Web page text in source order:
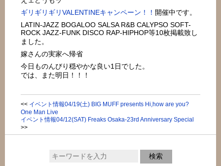
ギリギリギリVALENTINEキャンペーン！！ 開催中です。
LATIN-JAZZ BOGALOO SALSA R&B CALYPSO SOFT-
ROCK JAZZ-FUNK DISCO RAP-HIPHOP等10枚掲載致し
ました。
嫁さんの実家へ帰省
今日ものんびり穏やかな良い1日でした。
では、また明日！！！
<< イベント情報04/19(土) BIG MUFF presents Hi,how are you?
One Man Live
イベント情報04/12(SAT) Freaks Osaka-23rd Anniversary Special
>>